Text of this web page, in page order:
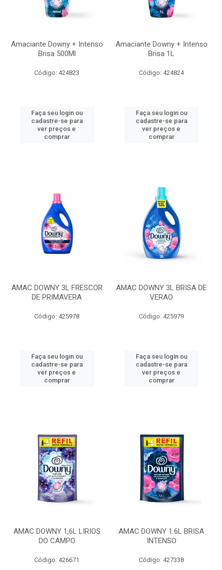
Amaciante Downy + Intenso
Brisa 500Ml
Código: 424823
Faça seu login ou
cadastre-se para
ver preços e
comprar
Amaciante Downy + Intenso
Brisa 1L
Código: 424824
Faça seu login ou
cadastre-se para
ver preços e
comprar
AMAC DOWNY 3L FRESCOR
DE PRIMAVERA
Código: 425978
Faça seu login ou
cadastre-se para
ver preços e
comprar
AMAC DOWNY 3L BRISA DE
VERAO
Código: 425979
Faça seu login ou
cadastre-se para
ver preços e
comprar
AMAC DOWNY 1,6L LIRIOS
DO CAMPO
Código: 426671
AMAC DOWNY 1.6L BRISA
INTENSO
Código: 427338